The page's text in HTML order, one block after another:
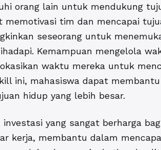
orang lain untuk mendukung
memotivasi tim dan mencapai
seseorang untuk
Kemampuan mengelola
waktu mereka untuk
ini, mahasiswa dapat
hidup yang lebih besar.
yang sangat berharga
kerja, membantu dalam